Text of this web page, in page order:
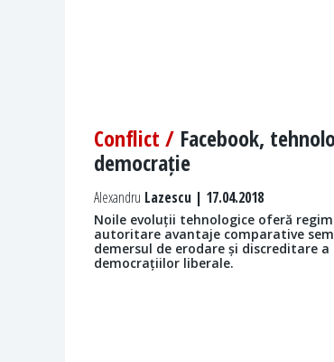
Conflict / Facebook,
democrație
Alexandru Lazescu | 17.04.2018
Noile evoluții tehnologice oferă
autoritare avantaje comparative
demersul de erodare și discreditare a
democrațiilor liberale.